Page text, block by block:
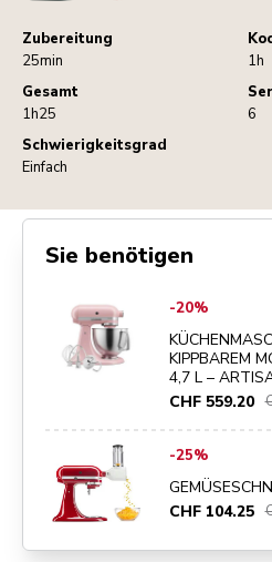
Zubereitung
25min
1h
Gesamt
1h25
6
Schwierigkeitsgrad
Einfach
Sie benötigen
Go toKÜCHENMASCHINE MIT
-20%
KIPPBAREM
4,7 L –
CHF 559.20
GEMÜSESCHNEIDER
-25%
CHF 104.25